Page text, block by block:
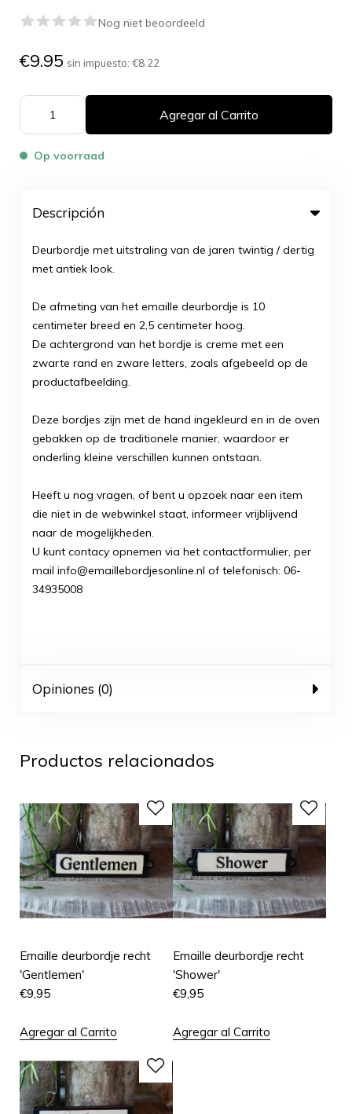
Nog niet beoordeeld
€9.95 sin impuesto: €8.22
Agregar al Carrito
Op voorraad
Descripción
Deurbordje met uitstraling van de jaren twintig / dertig
met antiek look.
De afmeting van het emaille deurbordje is 10
centimeter breed en 2,5 centimeter hoog.
De achtergrond van het bordje is creme met een
zwarte rand en zware letters, zoals afgebeeld op de
productafbeelding.
Deze bordjes zijn met de hand ingekleurd en in de oven
gebakken op de traditionele manier, waardoor er
onderling kleine verschillen kunnen ontstaan.
Heeft u nog vragen, of bent u opzoek naar een item
die niet in de webwinkel staat, informeer vrijblijvend
naar de mogelijkheden.
U kunt contacy opnemen via het contactformulier, per
mail info@emaillebordjesonline.nl of telefonisch: 06-
34935008
Opiniones (0)
Productos relacionados
Emaille deurbordje recht
'Gentlemen'
€9,95
Agregar al Carrito
Emaille deurbordje recht
'Shower'
€9,95
Agregar al Carrito